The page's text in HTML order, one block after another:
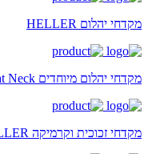
מקדחי יהלום HELLER
מקדחי יהלום מיוחדים Great Neck
מקדחי זכוכית וקרמיקה HELLER